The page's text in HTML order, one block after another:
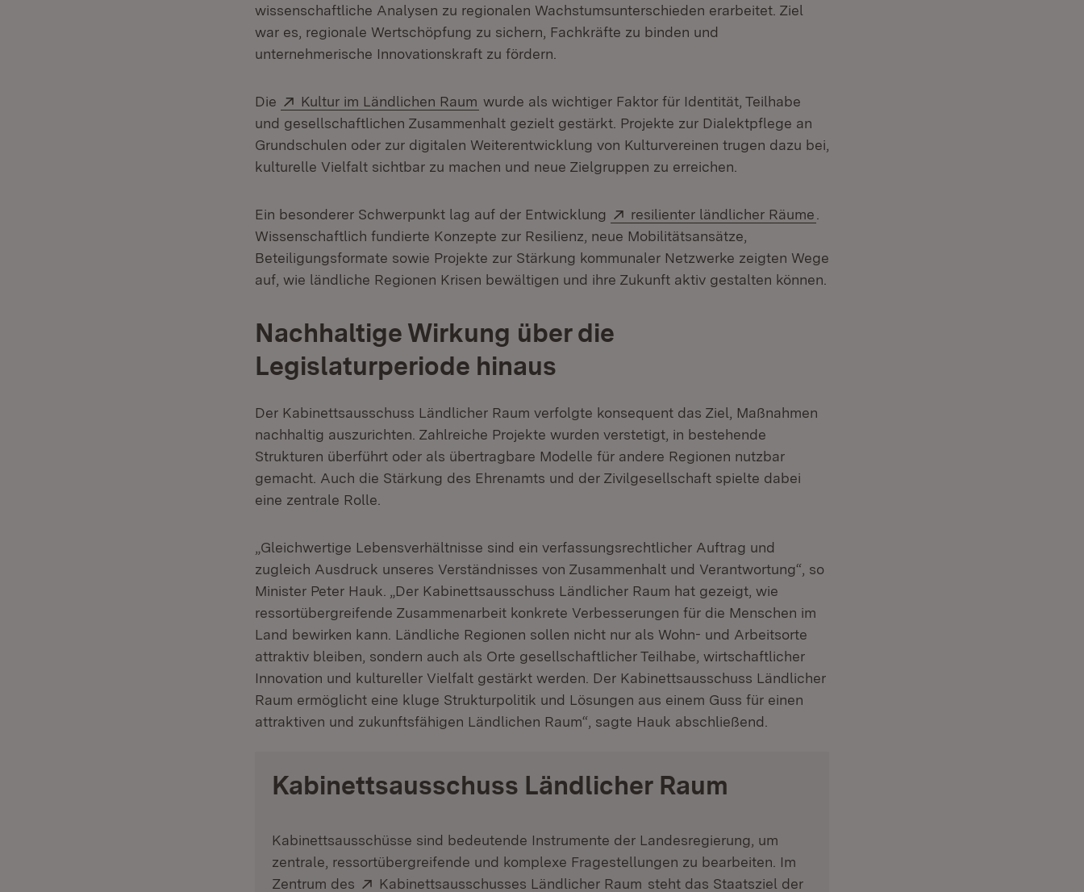
wissenschaftliche Analysen zu regionalen Wachstumsunterschieden erarbeitet. Ziel
war es, regionale Wertschöpfung zu sichern, Fachkräfte zu binden und
unternehmerische Innovationskraft zu fördern.
Die Extern:
Kultur im Ländlichen Raum (Öffnet in neuem Fenster)
wurde als wichtiger Faktor für Identität, Teilhabe
und gesellschaftlichen Zusammenhalt gezielt gestärkt. Projekte zur Dialektpflege an
Grundschulen oder zur digitalen Weiterentwicklung von Kulturvereinen trugen dazu bei,
kulturelle Vielfalt sichtbar zu machen und neue Zielgruppen zu erreichen.
Ein besonderer Schwerpunkt lag auf der Entwicklung Extern:
resilienter ländlicher Räume
Wissenschaftlich fundierte Konzepte zur Resilienz, neue Mobilitätsansätze,
Beteiligungsformate sowie Projekte zur Stärkung kommunaler Netzwerke zeigten Wege
auf, wie ländliche Regionen Krisen bewältigen und ihre Zukunft aktiv gestalten können.
Nachhaltige Wirkung über die
Legislaturperiode hinaus
Der Kabinettsausschuss Ländlicher Raum verfolgte konsequent das Ziel, Maßnahmen
nachhaltig auszurichten. Zahlreiche Projekte wurden verstetigt, in bestehende
Strukturen überführt oder als übertragbare Modelle für andere Regionen nutzbar
gemacht. Auch die Stärkung des Ehrenamts und der Zivilgesellschaft spielte dabei
eine zentrale Rolle.
„Gleichwertige Lebensverhältnisse sind ein verfassungsrechtlicher Auftrag und
zugleich Ausdruck unseres Verständnisses von Zusammenhalt und Verantwortung“, so
Minister Peter Hauk. „Der Kabinettsausschuss Ländlicher Raum hat gezeigt, wie
ressortübergreifende Zusammenarbeit konkrete Verbesserungen für die Menschen im
Land bewirken kann. Ländliche Regionen sollen nicht nur als Wohn- und Arbeitsorte
attraktiv bleiben, sondern auch als Orte gesellschaftlicher Teilhabe, wirtschaftlicher
Innovation und kultureller Vielfalt gestärkt werden. Der Kabinettsausschuss Ländlicher
Raum ermöglicht eine kluge Strukturpolitik und Lösungen aus einem Guss für einen
attraktiven und zukunftsfähigen Ländlichen Raum“, sagte Hauk abschließend.
Kabinettsausschuss Ländlicher Raum
Kabinettsausschüsse sind bedeutende Instrumente der Landesregierung, um
zentrale, ressortübergreifende und komplexe Fragestellungen zu bearbeiten. Im
Zentrum des
Extern:
Kabinettsausschusses Ländlicher Raum (Öffnet in neuem Fenster)
steht das Staatsziel der